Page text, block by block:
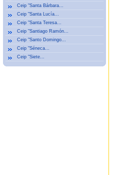
Ceip "Santa Bárbara...
Ceip "Santa Lucía...
Ceip "Santa Teresa...
Ceip "Santiago Ramón...
Ceip "Santo Domingo...
Ceip "Séneca...
Ceip "Siete...